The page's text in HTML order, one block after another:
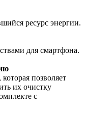
ресурс энергии.
для смартфона.
позволяет
их очистку
с